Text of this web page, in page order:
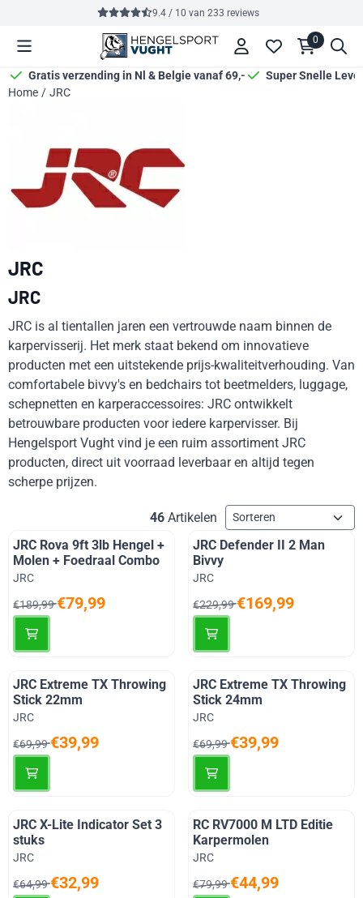
Cookievoorkeuren zijn momenteel gesloten.
9.4 / 10 van 233 reviews
0
Gratis verzending in Nl & Belgie vanaf 69,-
Super Snelle
Home / JRC
JRC
JRC
JRC is al tientallen jaren een vertrouwde naam binnen de
karpervisserij. Het merk staat bekend om innovatieve
producten met een uitstekende prijs-kwaliteitverhouding. Van
comfortabele bivvy's en bedchairs tot beetmelders, luggage,
schepnetten en karperaccessoires: JRC ontwikkelt
betrouwbare producten voor iedere karpervisser. Bij
Hengelsport Vught vind je een ruim assortiment JRC
producten, direct uit voorraad leverbaar en altijd tegen
scherpe prijzen.
46 Artikelen Sorteermethode
JRC Rova 9ft 3lb Hengel +
Molen + Foedraal Combo
Merk:
JRC
Van 189,99 voor 79,99
€189,99€79,99
JRC Defender II 2 Man
Bivvy
Merk:
JRC
Van 229,99 voor 169,99
€229,99€169,99
JRC Extreme TX Throwing
Stick 22mm
Merk:
JRC
Van 69,99 voor 39,99
€69,99€39,99
JRC Extreme TX Throwing
Stick 24mm
Merk:
JRC
Van 69,99 voor 39,99
€69,99€39,99
JRC X-Lite Indicator Set 3
stuks
Merk:
JRC
Van 64,99 voor 32,99
€64,99€32,99
RC RV7000 M LTD Editie
Karpermolen
Merk:
JRC
Van 79,99 voor 44,99
€79,99€44,99